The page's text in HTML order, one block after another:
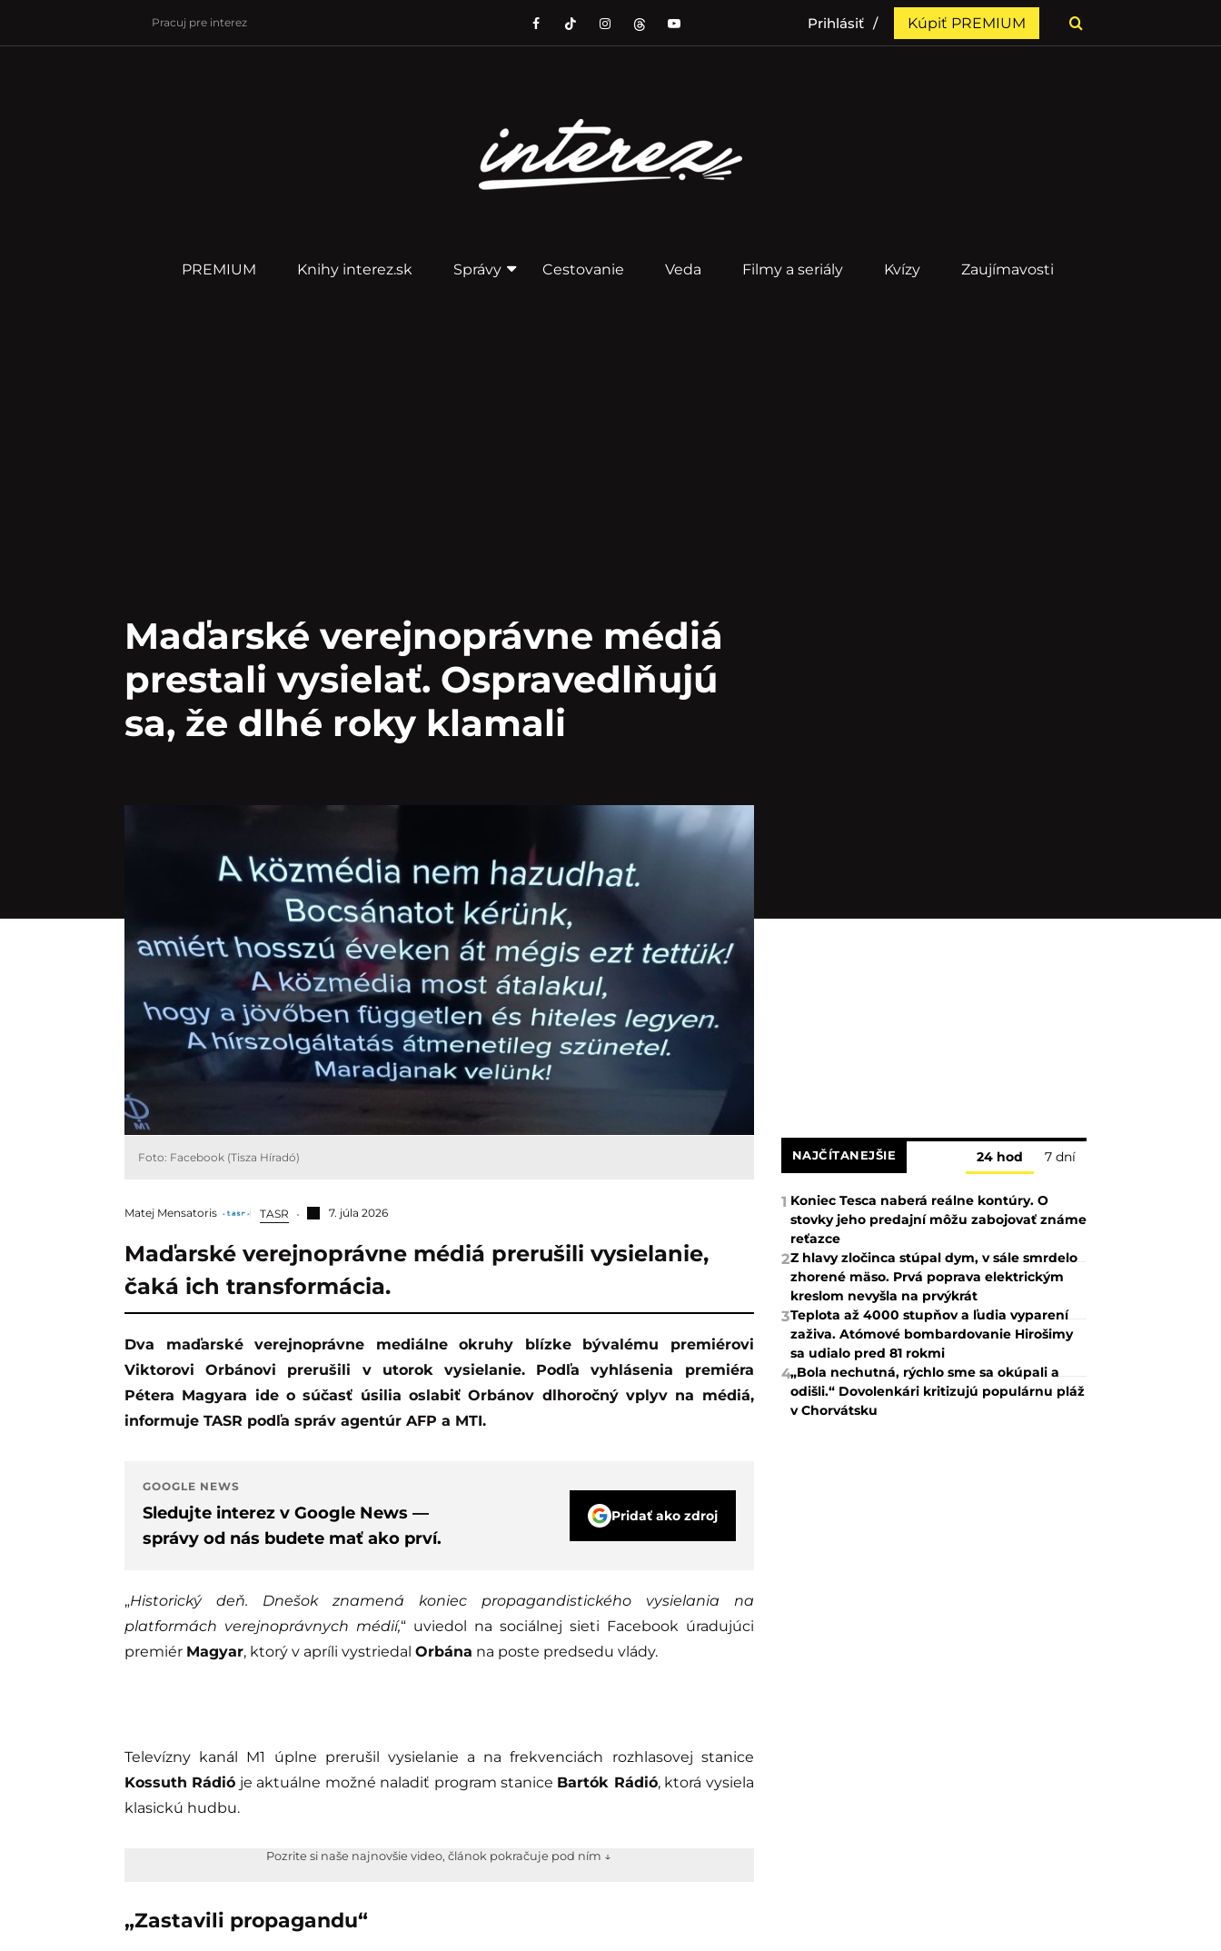
Pracuj pre interez Prihlásiť Kúpiť PREMIUM
PREMIUM Knihy interez.sk Správy Cestovanie Veda Filmy a seriály Kvízy Zaujímavosti
Maďarské verejnoprávne médiá
prestali vysielať. Ospravedlňujú
sa, že dlhé roky klamali
Foto: Facebook (Tisza Híradó)
Matej Mensatoris TASR 7. júla 2026
Maďarské verejnoprávne médiá prerušili vysielanie,
čaká ich transformácia.
Dva maďarské verejnoprávne mediálne okruhy blízke bývalému premiérovi
Viktorovi Orbánovi prerušili v utorok vysielanie. Podľa vyhlásenia premiéra
Pétera Magyara ide o súčasť úsilia oslabiť Orbánov dlhoročný vplyv na médiá,
informuje TASR podľa správ agentúr AFP a MTI.
GOOGLE NEWS
Sledujte interez v Google News —
správy od nás budete mať ako prví.
Pridať ako zdroj
„Historický deň. Dnešok znamená koniec propagandistického vysielania na
platformách verejnoprávnych médií,“ uviedol na sociálnej sieti Facebook úradujúci
premiér Magyar, ktorý v apríli vystriedal Orbána na poste predsedu vlády.
Televízny kanál M1 úplne prerušil vysielanie a na frekvenciách rozhlasovej stanice
Kossuth Rádió je aktuálne možné naladiť program stanice Bartók Rádió, ktorá vysiela
klasickú hudbu.
Pozrite si naše najnovšie video, článok pokračuje pod ním ↓
„Zastavili propagandu“
NAJČÍTANEJŠIE 24 hod 7 dní
1 Koniec Tesca naberá reálne kontúry. O
stovky jeho predajní môžu zabojovať známe
reťazce
2Z hlavy zločinca stúpal dym, v sále smrdelo
zhorené mäso. Prvá poprava elektrickým
kreslom nevyšla na prvýkrát
3Teplota až 4000 stupňov a ľudia vyparení
zaživa. Atómové bombardovanie Hirošimy
sa udialo pred 81 rokmi
4„Bola nechutná, rýchlo sme sa okúpali a
odišli.“ Dovolenkári kritizujú populárnu pláž
v Chorvátsku